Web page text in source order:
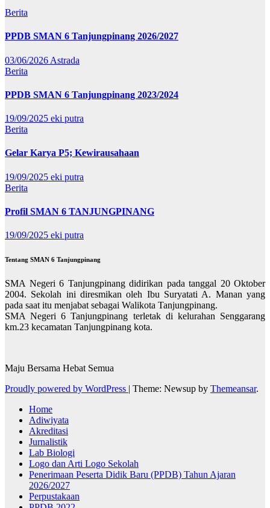
Berita
PPDB SMAN 6 Tanjungpinang 2026/2027
03/06/2026 Astrada
Berita
PPDB SMAN 6 Tanjungpinang 2023/2024
19/09/2025 eki putra
Berita
Gelar Karya P5; Kewirausahaan
19/09/2025 eki putra
Berita
Profil SMAN 6 TANJUNGPINANG
19/09/2025 eki putra
Tentang SMAN 6 Tanjungpinang
SMA Negeri 6 Tanjungpinang didirikan pada tanggal 20 Oktober
2004. Sekolah ini diresmikan oleh Ibu Suryatati A. Manan yang
pada saat itu menjabat sebagai Walikota Tanjungpinang.
SMA Negeri 6 Tanjungpinang terletak di kelurahan Senggarang
km.23 kecamatan Tanjungpinang kota.
Maju Bersama Hebat Semua
Proudly powered by WordPress | Theme: Newsup by Themeansar.
Home
Adiwiyata
Akreditasi
Jurnalistik
Lab Biologi
Logo dan Arti Logo Sekolah
Penerimaan Peserta Didik Baru (PPDB) Tahun Ajaran
2026/2027
Perpustakaan